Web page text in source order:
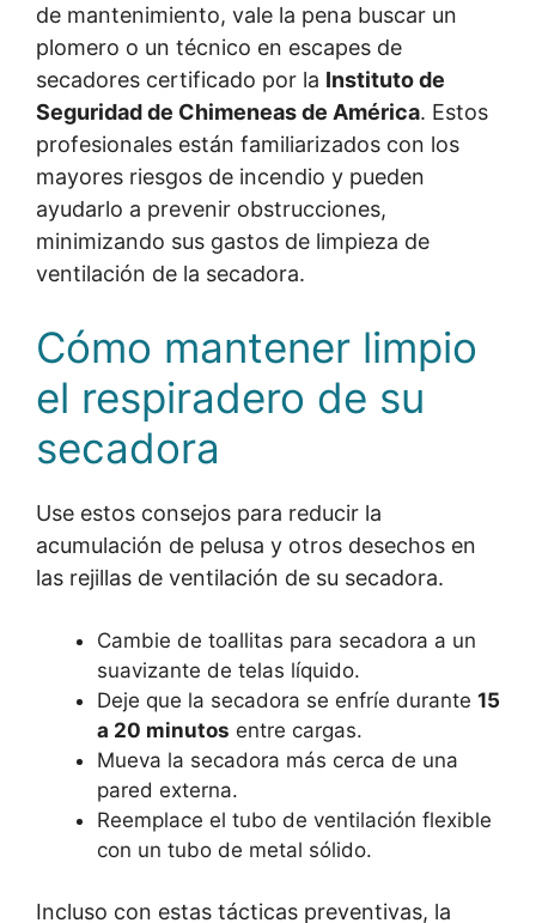
de mantenimiento, vale la pena buscar un
plomero o un técnico en escapes de
secadores certificado por la Instituto de
Seguridad de Chimeneas de América. Estos
profesionales están familiarizados con los
mayores riesgos de incendio y pueden
ayudarlo a prevenir obstrucciones,
minimizando sus gastos de limpieza de
ventilación de la secadora.
Cómo mantener limpio
el respiradero de su
secadora
Use estos consejos para reducir la
acumulación de pelusa y otros desechos en
las rejillas de ventilación de su secadora.
Cambie de toallitas para secadora a un
suavizante de telas líquido.
Deje que la secadora se enfríe durante 15
a 20 minutos entre cargas.
Mueva la secadora más cerca de una
pared externa.
Reemplace el tubo de ventilación flexible
con un tubo de metal sólido.
Incluso con estas tácticas preventivas, la